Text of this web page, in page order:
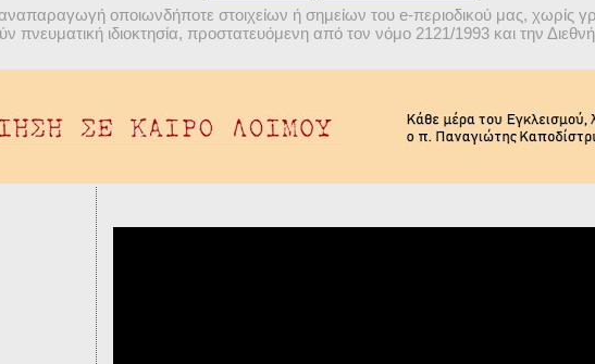
οποιωνδήποτε στοιχείων ή σημείων του e-περιοδικού μας, χωρίς
πνευματική ιδιοκτησία, προστατευόμενη από τον νόμο 2121/1993 και την